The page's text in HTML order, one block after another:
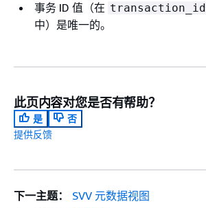
事务 ID 值（在 transaction_id
中）是唯一的。
此页内容对您是否有帮助？
是
否
提供反馈
下一主题：
SVV 元数据视图